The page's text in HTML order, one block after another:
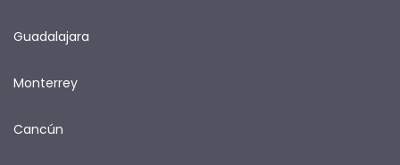
Guadalajara
Monterrey
Cancún